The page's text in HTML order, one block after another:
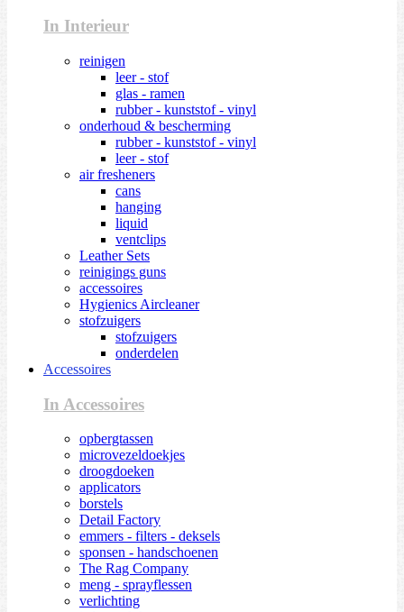
In Interieur
reinigen
leer - stof
glas - ramen
rubber - kunststof - vinyl
onderhoud & bescherming
rubber - kunststof - vinyl
leer - stof
air fresheners
cans
hanging
liquid
ventclips
Leather Sets
reinigings guns
accessoires
Hygienics Aircleaner
stofzuigers
stofzuigers
onderdelen
Accessoires
In Accessoires
opbergtassen
microvezeldoekjes
droogdoeken
applicators
borstels
Detail Factory
emmers - filters - deksels
sponsen - handschoenen
The Rag Company
meng - sprayflessen
verlichting